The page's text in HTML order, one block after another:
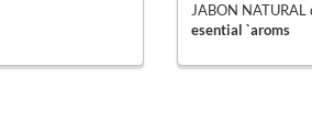
JABON NATURAL
esential `aroms